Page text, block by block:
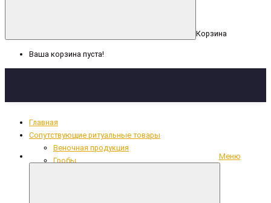
Корзина
Ваша корзина пуста!
Меню
Главная
Сопутствующие ритуальные товары
Веночная продукция
Гробы